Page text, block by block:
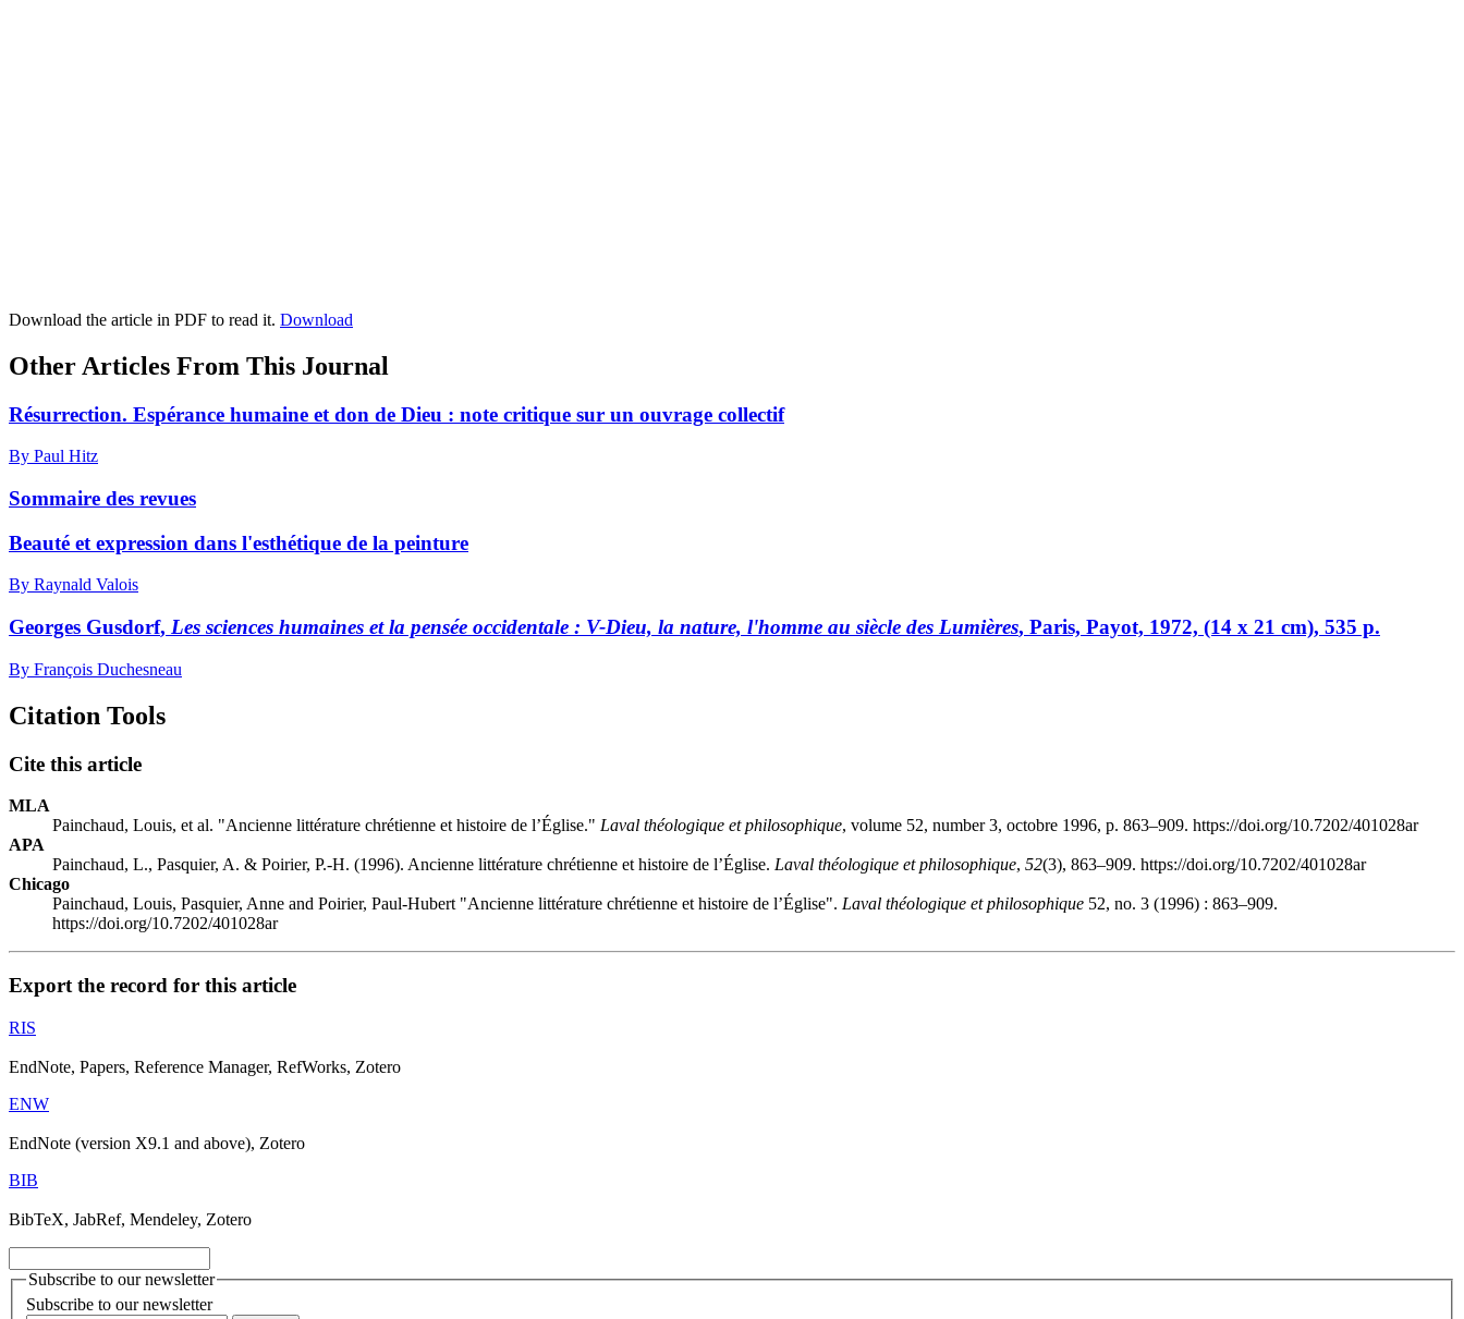
Download the article in PDF to read it. Download
Other Articles From This Journal
Résurrection. Espérance humaine et don de Dieu : note critique sur un ouvrage collectif
By Paul Hitz
Sommaire des revues
Beauté et expression dans l'esthétique de la peinture
By Raynald Valois
Georges Gusdorf, Les sciences humaines et la pensée occidentale : V-Dieu, la nature, l'homme au siècle des Lumières, Paris, Payot, 1972, (14 x 21 cm), 535 p.
By François Duchesneau
Citation Tools
Cite this article
MLA
Painchaud, Louis, et al. "Ancienne littérature chrétienne et histoire de l’Église." Laval théologique et philosophique, volume 52, number 3, octobre 1996, p. 863–909. https://doi.org/10.7202/401028ar
APA
Painchaud, L., Pasquier, A. & Poirier, P.-H. (1996). Ancienne littérature chrétienne et histoire de l’Église. Laval théologique et philosophique, 52(3), 863–909. https://doi.org/10.7202/401028ar
Chicago
Painchaud, Louis, Pasquier, Anne and Poirier, Paul-Hubert "Ancienne littérature chrétienne et histoire de l’Église". Laval théologique et philosophique 52, no. 3 (1996) : 863–909.
https://doi.org/10.7202/401028ar
Export the record for this article
RIS
EndNote, Papers, Reference Manager, RefWorks, Zotero
ENW
EndNote (version X9.1 and above), Zotero
BIB
BibTeX, JabRef, Mendeley, Zotero
Subscribe to our newsletter
Subscribe to our newsletter